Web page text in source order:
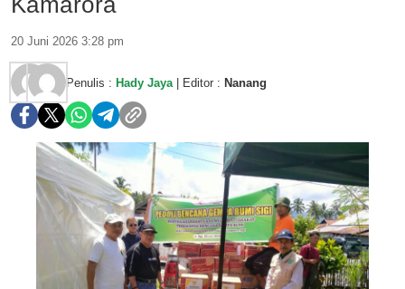
20 Juni 2026 3:28 pm
Penulis : Hady Jaya | Editor : Nanang